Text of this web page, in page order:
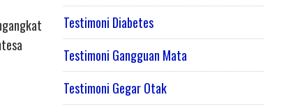
Testimoni Diabetes
Testimoni Gangguan Mata
Testimoni Gegar Otak